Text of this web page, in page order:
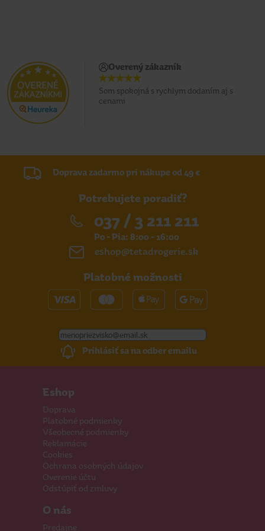
Overený zákazník
Som spokojná s rychlym dodaním aj s
cenami
Doprava zadarmo pri nákupe od 49 €
Potrebujete poradiť?
037 / 3 211 211
Po - Pia: 8:00 - 16:00
eshop@tetadrogerie.sk
Platobné možnosti
Prihlásiť sa na odber emailu
Eshop
Doprava
Platobné podmienky
Všeobecné podmienky
Reklamácie
Cookies
Ochrana osobných údajov
Overenie účtu
Odstúpiť od zmluvy
O nás
Predajne